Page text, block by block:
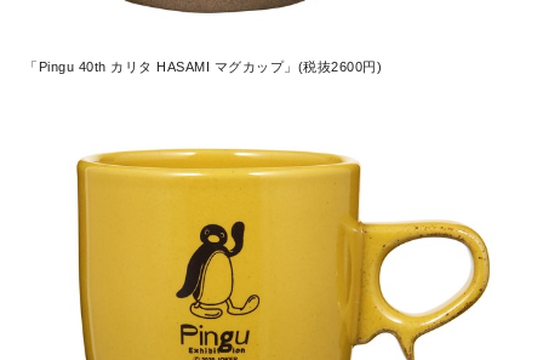
「Pingu 40th カリタ HASAMI マグカップ」(税抜2600円)